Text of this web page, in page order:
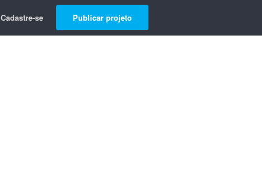
Cadastre-se Publicar projeto